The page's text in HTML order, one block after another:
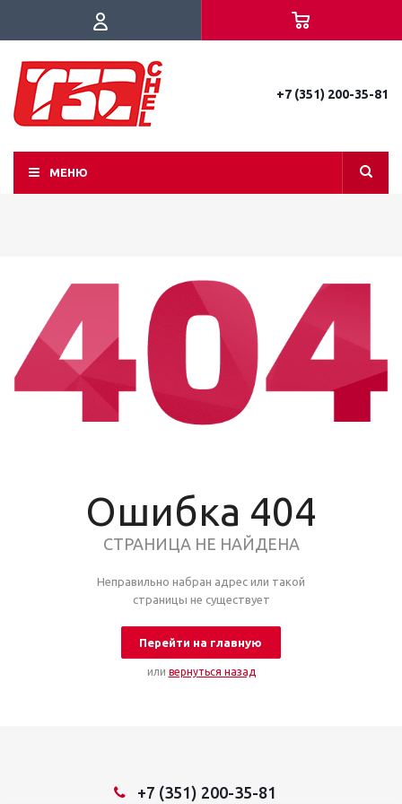
+7 (351) 200-35-81
МЕНЮ
Ошибка 404
СТРАНИЦА НЕ НАЙДЕНА
Неправильно набран адрес или такой
страницы не существует
Перейти на главную
или вернуться назад
+7 (351) 200-35-81